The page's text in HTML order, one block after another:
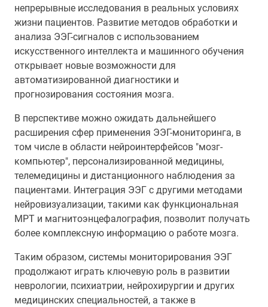
непрерывные исследования в реальных условиях
жизни пациентов. Развитие методов обработки и
анализа ЭЭГ-сигналов с использованием
искусственного интеллекта и машинного обучения
открывает новые возможности для
автоматизированной диагностики и
прогнозирования состояния мозга.
В перспективе можно ожидать дальнейшего
расширения сфер применения ЭЭГ-мониторинга, в
том числе в области нейроинтерфейсов "мозг-
компьютер", персонализированной медицины,
телемедицины и дистанционного наблюдения за
пациентами. Интеграция ЭЭГ с другими методами
нейровизуализации, такими как функциональная
МРТ и магнитоэнцефалография, позволит получать
более комплексную информацию о работе мозга.
Таким образом, системы мониторирования ЭЭГ
продолжают играть ключевую роль в развитии
неврологии, психиатрии, нейрохирургии и других
медицинских специальностей, а также в